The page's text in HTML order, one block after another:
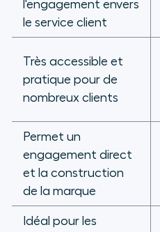
l'engagement envers
le service client
Très accessible et
pratique pour de
nombreux clients
Permet un
engagement direct
et la construction
de la marque
Idéal pour les